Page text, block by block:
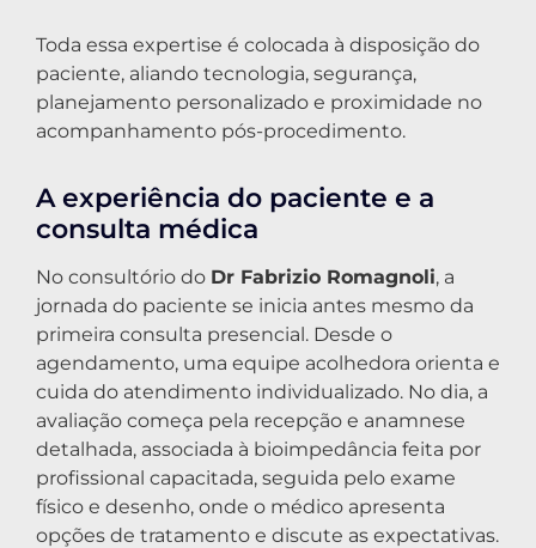
Toda essa expertise é colocada à disposição do
paciente, aliando tecnologia, segurança,
planejamento personalizado e proximidade no
acompanhamento pós-procedimento.
A experiência do paciente e a
consulta médica
No consultório do Dr Fabrizio Romagnoli, a
jornada do paciente se inicia antes mesmo da
primeira consulta presencial. Desde o
agendamento, uma equipe acolhedora orienta e
cuida do atendimento individualizado. No dia, a
avaliação começa pela recepção e anamnese
detalhada, associada à bioimpedância feita por
profissional capacitada, seguida pelo exame
físico e desenho, onde o médico apresenta
opções de tratamento e discute as expectativas.